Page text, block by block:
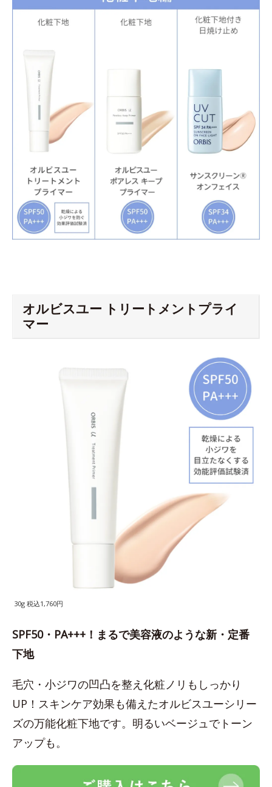
オルビスユー トリートメントプライ
マー
30g 税込1,760円
SPF50・PA+++！まるで美容液のような新・定番
下地
毛穴・小ジワの凹凸を整え化粧ノリもしっかり
UP！スキンケア効果も備えたオルビスユーシリー
ズの万能化粧下地です。明るいベージュでトーン
アップも。